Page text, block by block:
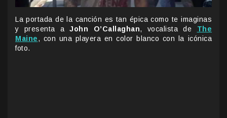
La portada de la canción es tan épica como te imaginas
y presenta aJohn O’Callaghan, vocalista de The
Maine, con una playera en color blanco con la icónica
foto.